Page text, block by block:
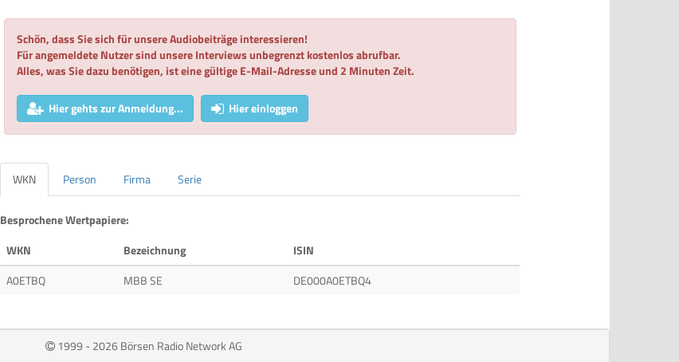
Schön, dass Sie sich für unsere Audiobeiträge interessieren!
Für angemeldete Nutzer sind unsere Interviews unbegrenzt kostenlos abrufbar.
Alles, was Sie dazu benötigen, ist eine gültige E-Mail-Adresse und 2 Minuten Zeit.
Hier gehts zur Anmeldung... Hier einloggen
WKN Person Firma Serie
Besprochene Wertpapiere:
WKN
Bezeichnung
ISIN
A0ETBQ
MBB SE DE000A0ETBQ4
1999 - 2026 Börsen Radio Network AG